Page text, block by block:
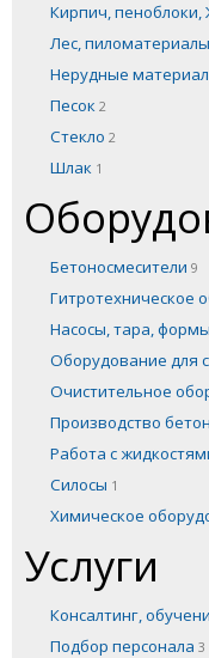
Кирпич, пеноблоки,
Лес, пиломатериалы
Нерудные
Песок 2
Стекло 2
Шлак 1
Бетоносмесители 9
Гитротехническое
Насосы, тара, формы
Оборудование для
Очистительное
Производство
Работа с
Силосы 1
Химическое
Услуги
Консалтинг,
Подбор персонала 3